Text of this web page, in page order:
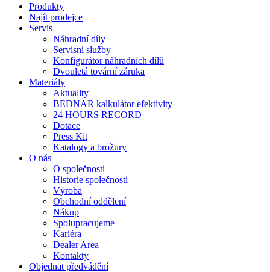
Produkty
Najít prodejce
Servis
Náhradní díly
Servisní služby
Konfigurátor náhradních dílů
Dvouletá tovární záruka
Materiály
Aktuality
BEDNAR kalkulátor efektivity
24 HOURS RECORD
Dotace
Press Kit
Katalogy a brožury
O nás
O společnosti
Historie společnosti
Výroba
Obchodní oddělení
Nákup
Spolupracujeme
Kariéra
Dealer Area
Kontakty
Objednat předvádění